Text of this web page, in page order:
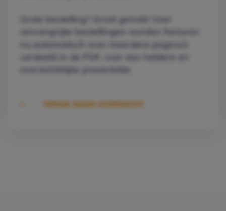
Grote bestelling? Groot gemak! Voor
omvangrijke bestellingen worden facturen
nu automatisch over meerdere pagina’s
verdeeld in de PDF, voor een heldere en
overzichtelijke presentatie.
TERUG NAAR OVERZICHT